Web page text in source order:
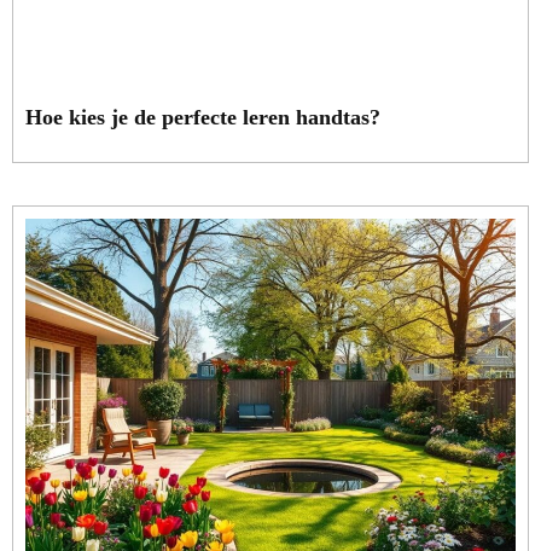
Hoe kies je de perfecte leren handtas?